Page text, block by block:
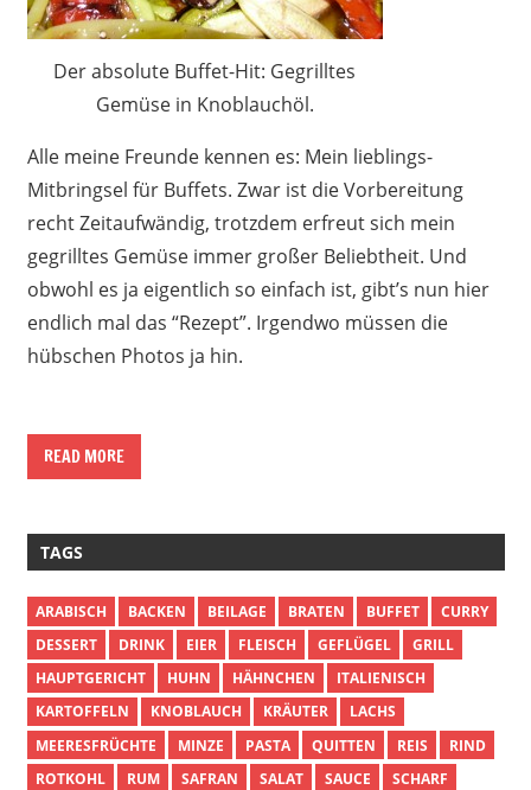
Der absolute Buffet-Hit: Gegrilltes
Gemüse in Knoblauchöl.
Alle meine Freunde kennen es: Mein lieblings-
Mitbringsel für Buffets. Zwar ist die Vorbereitung
recht Zeitaufwändig, trotzdem erfreut sich mein
gegrilltes Gemüse immer großer Beliebtheit. Und
obwohl es ja eigentlich so einfach ist, gibt’s nun hier
endlich mal das “Rezept”. Irgendwo müssen die
hübschen Photos ja hin.
READ MORE
TAGS
ARABISCH BACKEN BEILAGE BRATEN BUFFET
CURRY
DESSERT
DRINK EIER FLEISCH GEFLÜGEL
GRILL
HAUPTGERICHT
HUHN HÄHNCHEN
ITALIENISCH
KARTOFFELN
KNOBLAUCH KRÄUTER
LACHS
MEERESFRÜCHTE
MINZE PASTA QUITTEN REIS
RIND
ROTKOHL
RUM SAFRAN SALAT SAUCE
SCHARF